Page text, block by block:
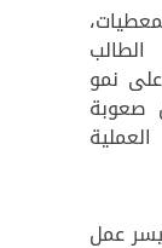
نمو
صعوبة
عمل